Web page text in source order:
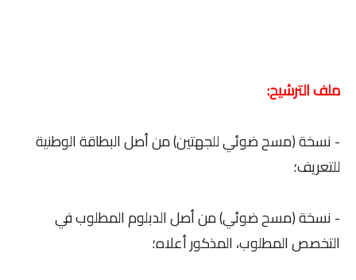
ملف الترشيح:
- نسخة (مسح ضوئي للجهتين) من أصل البطاقة الوطنية
للتعريف؛
- نسخة (مسح ضوئي) من أصل الدبلوم المطلوب في
التخصص المطلوب، المذكور أعلاه؛